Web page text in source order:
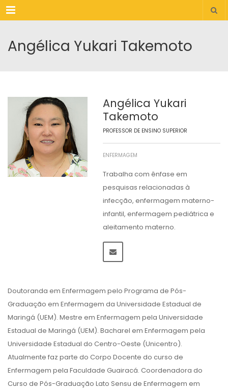
Menu
Angélica Yukari Takemoto
Angélica Yukari
Takemoto
PROFESSOR DE ENSINO SUPERIOR
ENFERMAGEM
Trabalha com ênfase em
pesquisas relacionadas à
infecção, enfermagem materno-
infantil, enfermagem pediátrica e
aleitamento materno.
Doutoranda em Enfermagem pelo Programa de Pós-
Graduação em Enfermagem da Universidade Estadual de
Maringá (UEM). Mestre em Enfermagem pela Universidade
Estadual de Maringá (UEM). Bacharel em Enfermagem pela
Universidade Estadual do Centro-Oeste (Unicentro).
Atualmente faz parte do Corpo Docente do curso de
Enfermagem pela Faculdade Guairacá. Coordenadora do
Curso de Pós-Graduação Lato Sensu de Enfermagem em